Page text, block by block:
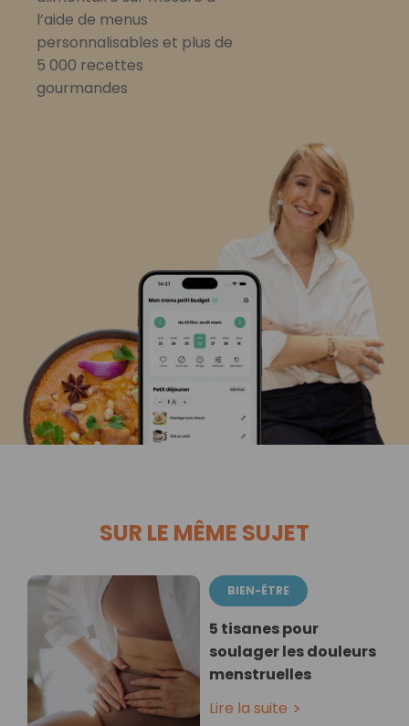
l’aide de menus
personnalisables et plus de
5 000 recettes
gourmandes
SUR LE MÊME SUJET
BIEN-ÊTRE
5 tisanes pour
soulager les douleurs
menstruelles
Lire la suite